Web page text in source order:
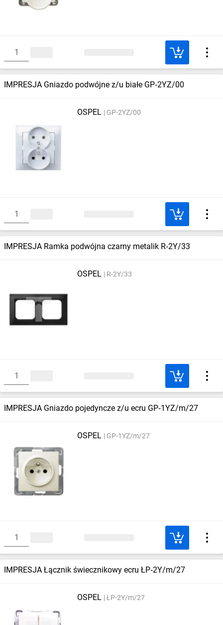
IMPRESJA Gniazdo podwójne z/u białe GP‑2YZ/00
OSPEL GP-2YZ/00
IMPRESJA Ramka podwójna czarny metalik R‑2Y/33
OSPEL R-2Y/33
IMPRESJA Gniazdo pojedyncze z/u ecru GP‑1YZ/m/27
OSPEL GP-1YZ/m/27
IMPRESJA Łącznik świecznikowy ecru ŁP‑2Y/m/27
OSPEL ŁP-2Y/m/27